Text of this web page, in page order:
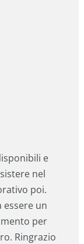
e
nel
poi.
essere un
per
Ringrazio